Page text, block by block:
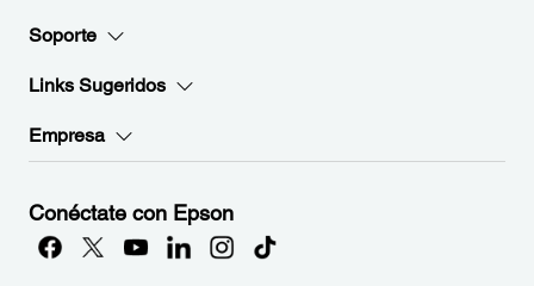
Soporte
Links Sugeridos
Empresa
Conéctate con Epson